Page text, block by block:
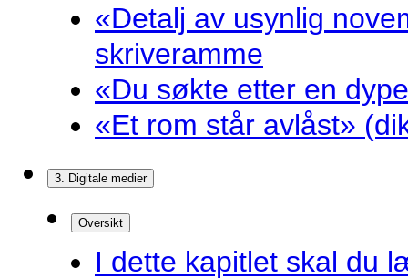
«Detalj av usynlig
skriveramme
«Du søkte etter en
«Et rom står avlåst»
3. Digitale medier
Oversikt
I dette kapitlet skal du